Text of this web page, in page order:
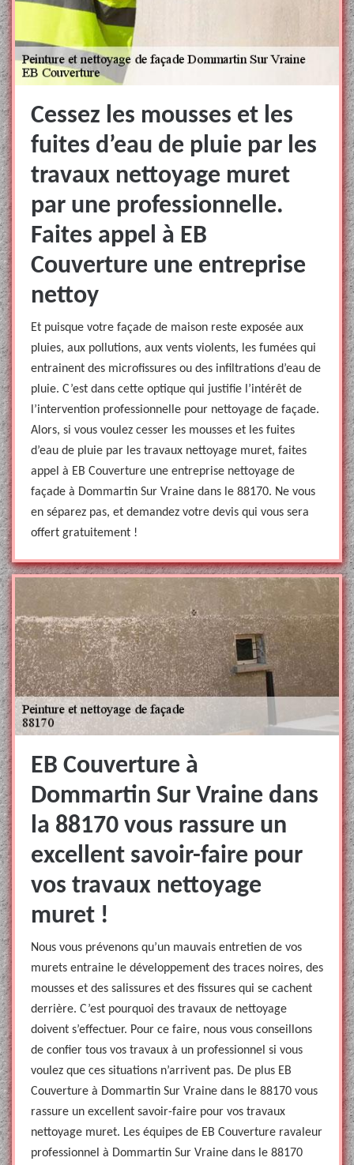
Cessez les mousses et les
fuites d’eau de pluie par les
travaux nettoyage muret
par une professionnelle.
Faites appel à EB
Couverture une entreprise
nettoy
Et puisque votre façade de maison reste exposée aux
pluies, aux pollutions, aux vents violents, les fumées qui
entrainent des microfissures ou des infiltrations d’eau de
pluie. C’est dans cette optique qui justifie l’intérêt de
l’intervention professionnelle pour nettoyage de façade.
Alors, si vous voulez cesser les mousses et les fuites
d’eau de pluie par les travaux nettoyage muret, faites
appel à EB Couverture une entreprise nettoyage de
façade à Dommartin Sur Vraine dans le 88170. Ne vous
en séparez pas, et demandez votre devis qui vous sera
offert gratuitement !
EB Couverture à
Dommartin Sur Vraine dans
la 88170 vous rassure un
excellent savoir-faire pour
vos travaux nettoyage
muret !
Nous vous prévenons qu’un mauvais entretien de vos
murets entraine le développement des traces noires, des
mousses et des salissures et des fissures qui se cachent
derrière. C’est pourquoi des travaux de nettoyage
doivent s’effectuer. Pour ce faire, nous vous conseillons
de confier tous vos travaux à un professionnel si vous
voulez que ces situations n’arrivent pas. De plus EB
Couverture à Dommartin Sur Vraine dans le 88170 vous
rassure un excellent savoir-faire pour vos travaux
nettoyage muret. Les équipes de EB Couverture ravaleur
professionnel à Dommartin Sur Vraine dans le 88170